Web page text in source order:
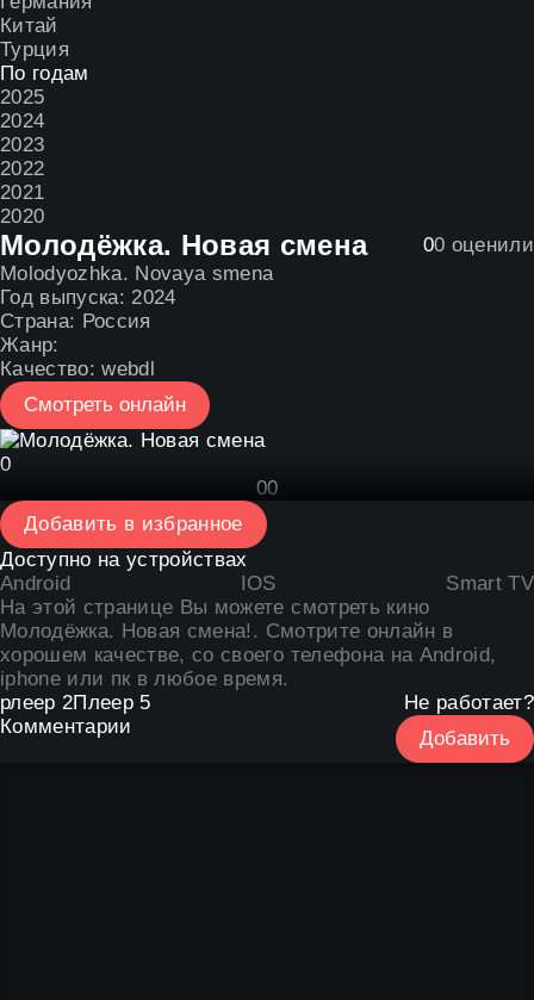
Китай
Турция
По годам
2025
2024
2023
2022
2021
2020
Молодёжка. Новая смена 00 оценили
Molodyozhka. Novaya smena
Год выпуска: 2024
Страна: Россия
Жанр:
Качество: webdl
Смотреть онлайн
0
00
Добавить в избранное
Доступно на устройствах
Android
IOS
Smart TV
На этой странице Вы можетесмотреть кино
Молодёжка. Новая смена!. Смотрите онлайн в
хорошем качестве, со своего телефона на Android,
iphone или пк в любое время.
рлеер 2Плеер 5
Не работает?
Комментарии
Добавить